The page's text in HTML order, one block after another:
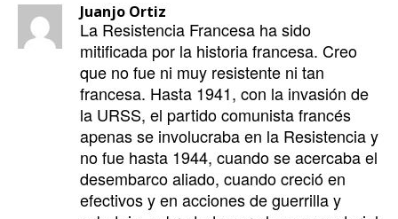
Juanjo Ortiz
La Resistencia Francesa ha sido
mitificada por la historia francesa. Creo
que no fue ni muy resistente ni tan
francesa. Hasta 1941, con la invasión de
la URSS, el partido comunista francés
apenas se involucraba en la Resistencia y
no fue hasta 1944, cuando se acercaba el
desembarco aliado, cuando creció en
efectivos y en acciones de guerrilla y